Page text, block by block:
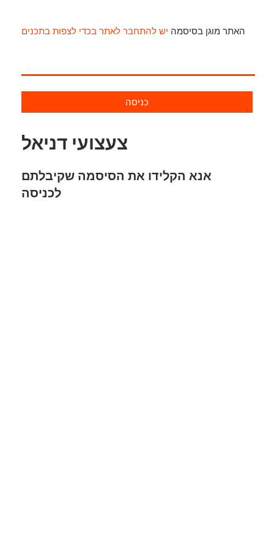
האתר מוגן בסיסמה יש להתחבר לאתר בכדי לצפות בתכנים
כניסה
צעצועי דניאל
אנא הקלידו את הסיסמה שקיבלתם
לכניסה